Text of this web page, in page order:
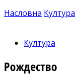
Насловна Култура
Култура
Рождество